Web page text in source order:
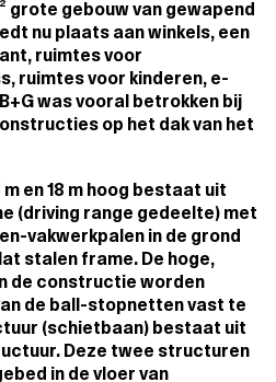
grote gebouw van gewapend
nu plaats aan winkels, een
ruimtes voor
ruimtes voor kinderen, e-
was vooral betrokken bij
op het dak van het
en 18 m hoog bestaat uit
(driving range gedeelte) met
vakwerkpalen in de grond
stalen frame. De hoge,
de constructie worden
de ball-stopnetten vast te
(schietbaan) bestaat uit
Deze twee structuren
in de vloer van